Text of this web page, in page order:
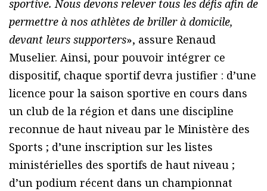
sportive. Nous devons relever tous les défis afin de
permettre à nos athlètes de briller à domicile,
devant leurs supporters», assure Renaud
Muselier. Ainsi, pour pouvoir intégrer ce
dispositif, chaque sportif devra justifier : d’une
licence pour la saison sportive en cours dans
un club de la région et dans une discipline
reconnue de haut niveau par le Ministère des
Sports ; d’une inscription sur les listes
ministérielles des sportifs de haut niveau ;
d’un podium récent dans un championnat